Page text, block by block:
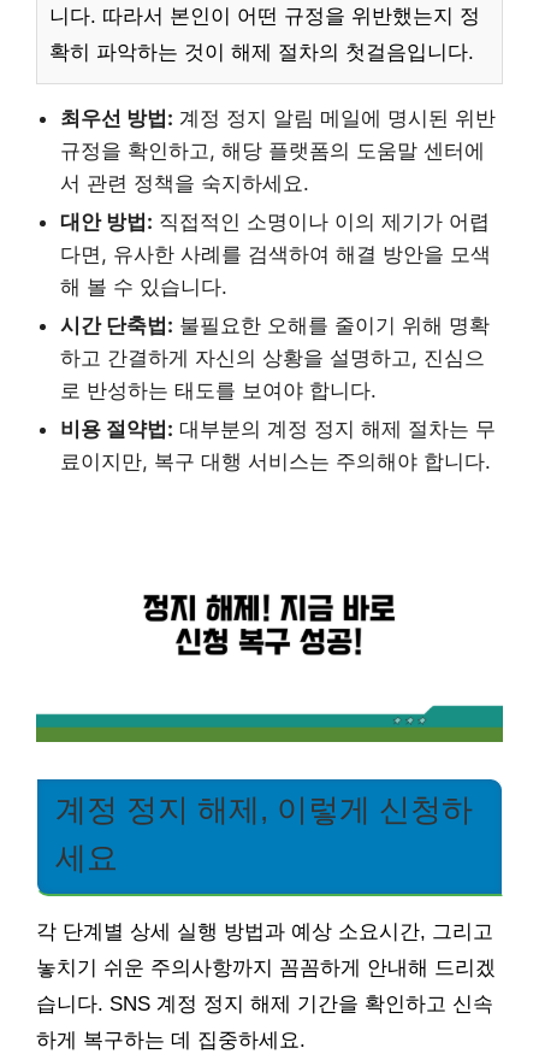
니다. 따라서 본인이 어떤 규정을 위반했는지 정
확히 파악하는 것이 해제 절차의 첫걸음입니다.
최우선 방법: 계정 정지 알림 메일에 명시된 위반
규정을 확인하고, 해당 플랫폼의 도움말 센터에
서 관련 정책을 숙지하세요.
대안 방법: 직접적인 소명이나 이의 제기가 어렵
다면, 유사한 사례를 검색하여 해결 방안을 모색
해 볼 수 있습니다.
시간 단축법: 불필요한 오해를 줄이기 위해 명확
하고 간결하게 자신의 상황을 설명하고, 진심으
로 반성하는 태도를 보여야 합니다.
비용 절약법: 대부분의 계정 정지 해제 절차는 무
료이지만, 복구 대행 서비스는 주의해야 합니다.
계정 정지 해제, 이렇게 신청하
세요
각 단계별 상세 실행 방법과 예상 소요시간, 그리고
놓치기 쉬운 주의사항까지 꼼꼼하게 안내해 드리겠
습니다. SNS 계정 정지 해제 기간을 확인하고 신속
하게 복구하는 데 집중하세요.